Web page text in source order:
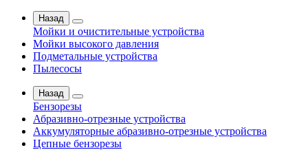
Назад
Мойки и очистительные устройства
Мойки высокого давления
Подметальные устройства
Пылесосы
Назад
Бензорезы
Абразивно-отрезные устройства
Аккумуляторные абразивно-отрезные устройства
Цепные бензорезы